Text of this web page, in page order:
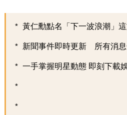
黃仁勳點名「下一波浪潮」
新聞事件即時更新 所有消息
一手掌握明星動態 即刻下載